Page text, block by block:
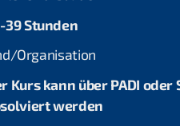
39 Stunden
Organisation
Kurs kann über PADI oder
werden